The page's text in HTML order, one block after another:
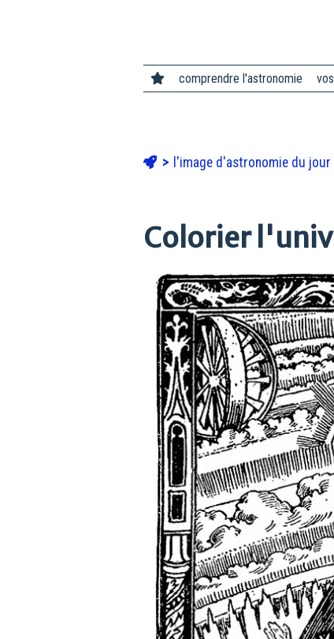
comprendre l'astronomie
l'image d'astronomie du jour
Colorier